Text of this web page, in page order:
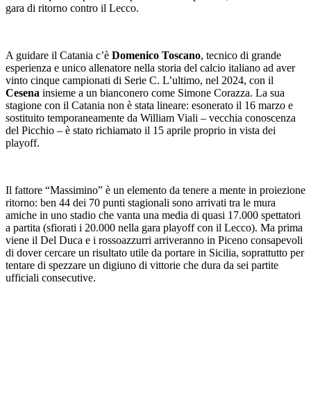
gara di ritorno contro il Lecco.
A guidare il Catania c’è Domenico Toscano, tecnico di grande
esperienza e unico allenatore nella storia del calcio italiano ad aver
vinto cinque campionati di Serie C. L’ultimo, nel 2024, con il
Cesena insieme a un bianconero come Simone Corazza. La sua
stagione con il Catania non è stata lineare: esonerato il 16 marzo e
sostituito temporaneamente da William Viali – vecchia conoscenza
del Picchio – è stato richiamato il 15 aprile proprio in vista dei
playoff.
Il fattore “Massimino” è un elemento da tenere a mente in proiezione
ritorno: ben 44 dei 70 punti stagionali sono arrivati tra le mura
amiche in uno stadio che vanta una media di quasi 17.000 spettatori
a partita (sfiorati i 20.000 nella gara playoff con il Lecco). Ma prima
viene il Del Duca e i rossoazzurri arriveranno in Piceno consapevoli
di dover cercare un risultato utile da portare in Sicilia, soprattutto per
tentare di spezzare un digiuno di vittorie che dura da sei partite
ufficiali consecutive.